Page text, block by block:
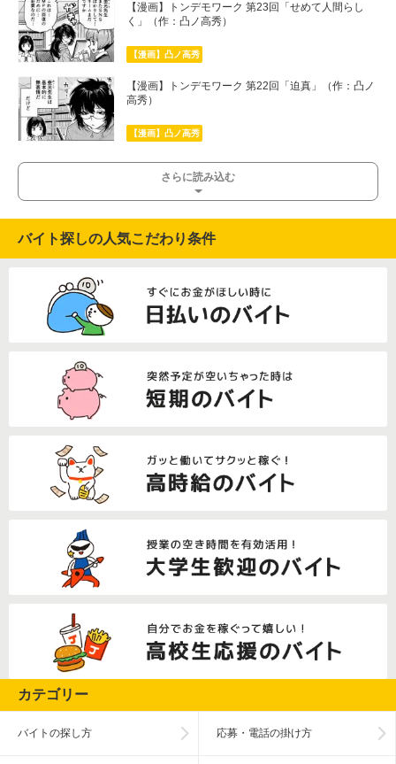
【漫画】トンデモワーク 第23回「せめて人間らし
く」（作：凸ノ高秀）
【漫画】凸ノ高秀
【漫画】トンデモワーク 第22回「迫真」（作：凸ノ
高秀）
【漫画】凸ノ高秀
さらに読み込む
バイト探しの人気こだわり条件
カテゴリー
バイトの探し方 応募・電話の掛け方